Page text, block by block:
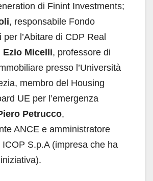
di Finint Investments;
, responsabile Fondo
per l’Abitare di CDP Real
Ezio Micelli, professore di
presso l’Università
membro del Housing
UE per l’emergenza
Petrucco,
ANCE e amministratore
S.p.A (impresa che ha